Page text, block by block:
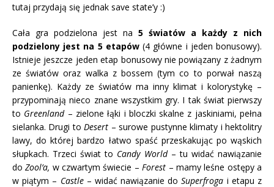
tutaj przydają się jednak save state’y :)
Cała gra podzielona jest na 5 światów a każdy z nich
podzielony jest na 5 etapów(4 główne i jeden bonusowy).
Istnieje jeszcze jeden etap bonusowy nie powiązany z żadnym
ze światów oraz walka z bossem (tym co to porwał naszą
panienkę). Każdy ze światów ma inny klimat i kolorystykę –
przypominają nieco znane wszystkim gry. I tak świat pierwszy
to Greenland– zielone łąki i bloczki skalne z jaskiniami, pełna
sielanka. Drugi to Desert – surowe pustynne klimaty i hektolitry
lawy, do której bardzo łatwo spaść przeskakując po wąskich
słupkach. Trzeci świat to Candy World– tu widać nawiązanie
doZool’a, w czwartym świecie – Forest – mamy leśne ostępy a
w piątym – Castle– widać nawiązanie doSuperfroga i etapu z